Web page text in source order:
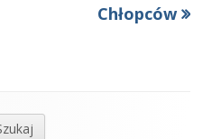
Chłopców